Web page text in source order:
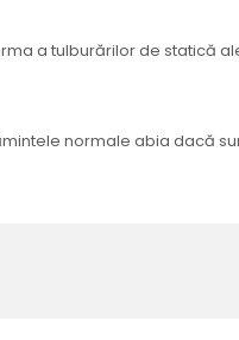
a tulburărilor de statică
normale abia dacă